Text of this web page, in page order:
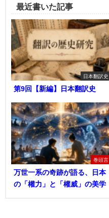
最近書いた記事
日本翻訳史
第9回【新編】日本翻訳史
巻頭言
万世一系の奇跡が語る、日本
の「權力」と「權威」の美学